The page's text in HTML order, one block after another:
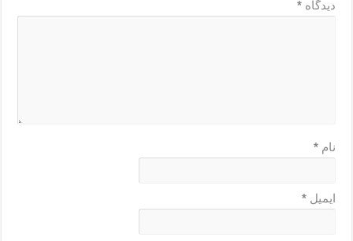
دیدگاه*
نام*
ایمیل*